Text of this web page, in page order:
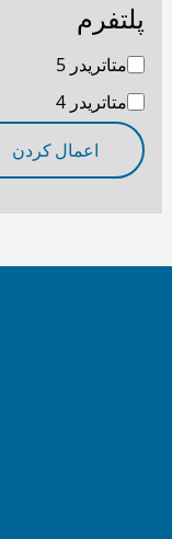
پلتفرم
متاتریدر 5
متاتریدر 4
اعمال کردن